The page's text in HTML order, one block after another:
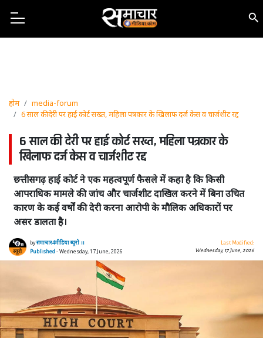
होम
media-forum
6 साल की देरी पर हाई कोर्ट सख्त, महिला पत्रकार के खिलाफ दर्ज केस व चार्जशीट रद्द
6 साल की देरी पर हाई कोर्ट सख्त, महिला पत्रकार के
खिलाफ दर्ज केस व चार्जशीट रद्द
छत्तीसगढ़ हाई कोर्ट ने एक महत्वपूर्ण फैसले में कहा है कि किसी
आपराधिक मामले की जांच और चार्जशीट दाखिल करने में बिना उचित
कारण के कई वर्षों की देरी करना आरोपी के मौलिक अधिकारों पर
असर डालता है।
byसमाचार4मीडिया ब्यूरो ।।
Published- Wednesday, 17 June, 2026
Last Modified:
Wednesday, 17 June, 2026